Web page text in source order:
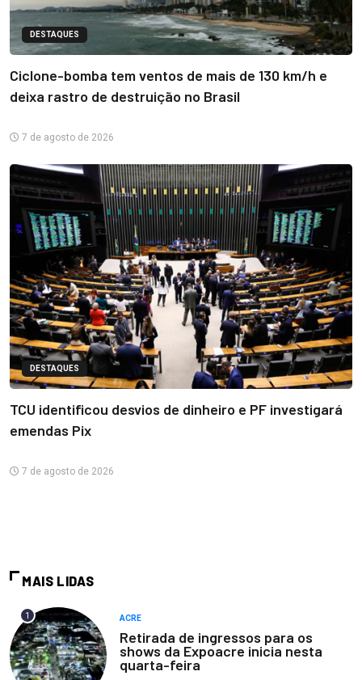
DESTAQUES
Ciclone-bomba tem ventos de mais de 130 km/h e
deixa rastro de destruição no Brasil
7 de agosto de 2026
DESTAQUES
TCU identificou desvios de dinheiro e PF investigará
emendas Pix
7 de agosto de 2026
MAIS LIDAS
1 ACRE
Retirada de ingressos para os
shows da Expoacre inicia nesta
quarta-feira